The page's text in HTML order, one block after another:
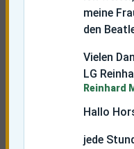
meine
den
Vielen
LG
Reinhard
Hallo
jede